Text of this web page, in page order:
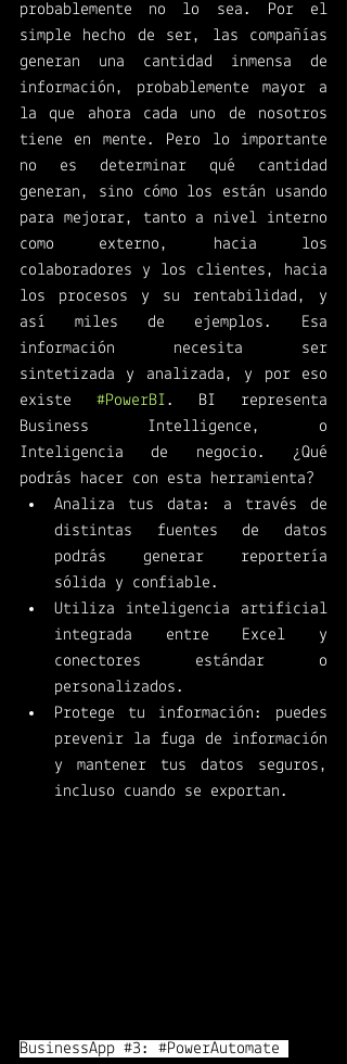
probablemente no lo sea. Por el
simple hecho de ser, las compañías
generan una cantidad inmensa de
información, probablemente mayor a
la que ahora cada uno de nosotros
tiene en mente. Pero lo importante
no es determinar qué cantidad
generan, sino cómo los están usando
para mejorar, tanto a nivel interno
como externo, hacia los
colaboradores y los clientes, hacia
los procesos y su rentabilidad, y
así miles de ejemplos. Esa
información necesita ser
sintetizada y analizada, y por eso
existe #PowerBI. BI representa
Business Intelligence, o
Inteligencia de negocio. ¿Qué
podrás hacer con esta herramienta?
Analiza tus data: a través de
distintas fuentes de datos
podrás generar reportería
sólida y confiable.
Utiliza inteligencia artificial
integrada entre Excel y
conectores estándar o
personalizados.
Protege tu información: puedes
prevenir la fuga de información
y mantener tus datos seguros,
incluso cuando se exportan.
BusinessApp #3: #PowerAutomate